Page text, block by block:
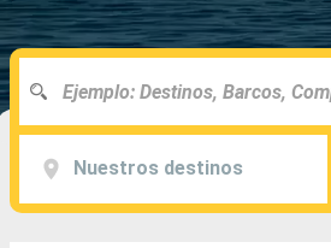
Nuestros destinos